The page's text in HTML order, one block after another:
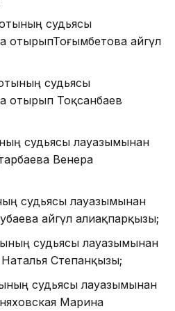
судьясы
отырыпТоғымбетова айгүл
судьясы
отырып Тоқсанбаев
судьясы лауазымынан
Венера
судьясы лауазымынан
айгүл Қалиақпарқызы;
судьясы лауазымынан
Степанқызы;
судьясы лауазымынан
Марина